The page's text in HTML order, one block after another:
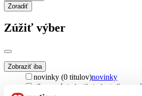
Zoradiť
Zúžiť výber
Zobraziť iba
novinky (0 titulov)novinky
zľavnené tituly (0 titulov)